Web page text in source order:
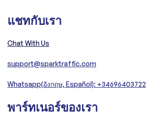
แชทกับเรา
Chat With Us
support@sparktraffic.com
Whatsapp(อังกฤษ, Español): +34696403722
พาร์ทเนอร์ของเรา